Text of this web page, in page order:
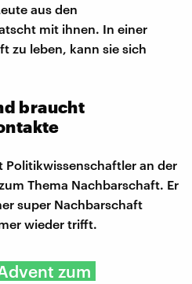
aus den
mit ihnen. In einer
zu leben, kann sie sich
braucht
Politikwissenschaftler an der
Thema Nachbarschaft. Er
super Nachbarschaft
wieder trifft.
zum